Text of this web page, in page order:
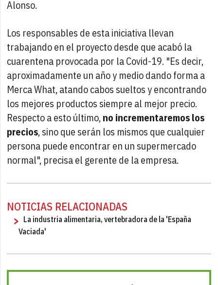
Alonso.
Los responsables de esta iniciativa llevan
trabajando en el proyecto desde que acabó la
cuarentena provocada por la Covid-19. "Es decir,
aproximadamente un año y medio dando forma a
Merca What, atando cabos sueltos y encontrando
los mejores productos siempre al mejor precio.
Respecto a esto último,no incrementaremos los
precios, sino que serán los mismos que cualquier
persona puede encontrar en un supermercado
normal", precisa el gerente de la empresa.
NOTICIAS RELACIONADAS
La industria alimentaria, vertebradora de la 'España
Vaciada'